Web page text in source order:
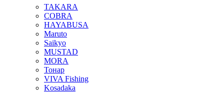
TAKARA
COBRA
HAYABUSA
Maruto
Saikyo
MUSTAD
MORA
Тонар
VIVA Fishing
Kosadaka